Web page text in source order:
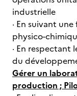
industrielle
· En suivant
physico-
· En respectant
du
Gérer un
production ;